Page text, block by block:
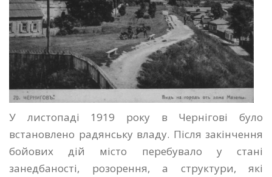
У листопаді 1919 року в Чернігові було
встановлено радянську владу. Після закінчення
бойових дій місто перебувало у стані
занедбаності, розорення, а структури, які